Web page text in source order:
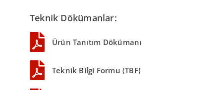
Teknik Dökümanlar:
Ürün Tanıtım Dökümanı
Teknik Bilgi Formu (TBF)